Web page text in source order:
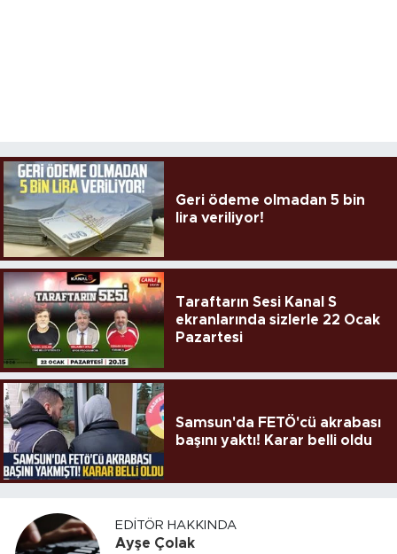
Geri ödeme olmadan 5 bin
lira veriliyor!
Taraftarın Sesi Kanal S
ekranlarında sizlerle 22 Ocak
Pazartesi
Samsun'da FETÖ'cü akrabası
başını yaktı! Karar belli oldu
EDITÖR HAKKINDA
Ayşe Çolak